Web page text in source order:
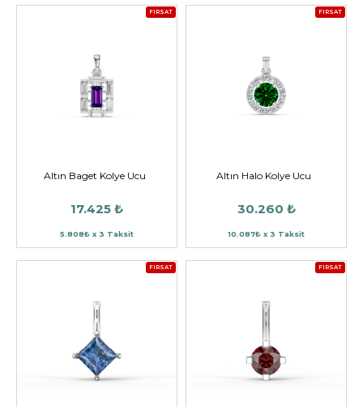
FIRSAT
Altın Baget Kolye Ucu
17.425 ₺
5.808₺ x 3 Taksit
FIRSAT
Altın Halo Kolye Ucu
30.260 ₺
10.087₺ x 3 Taksit
FIRSAT FIRSAT